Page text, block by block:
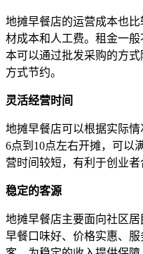
地摊早餐店的运营成本也
材成本和人工费。租金一
本可以通过批发采购的方
方式节约。
灵活经营时间
地摊早餐店可以根据实际
6点到10点左右开摊，可以
营时间较短，有利于创业者
稳定的客源
地摊早餐店主要面向社区
早餐口味好、价格实惠、